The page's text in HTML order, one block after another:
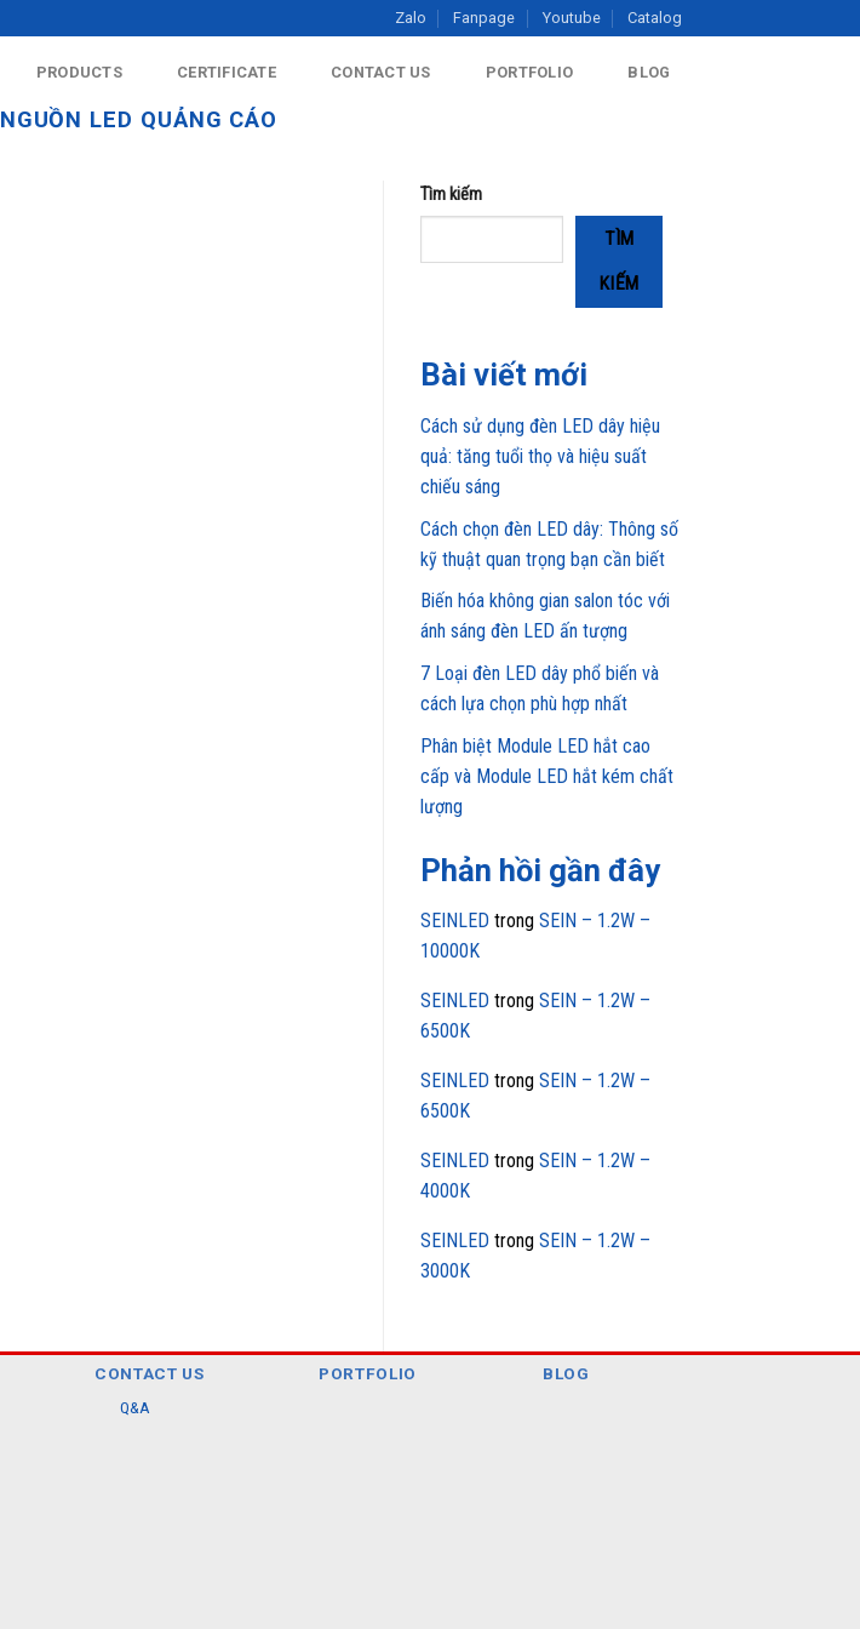
Zalo Fanpage Youtube Catalog
PRODUCTS CERTIFICATE CONTACT US PORTFOLIO BLOG
NGUỒN LED QUẢNG CÁO
Tìm kiếm
TÌM
KIẾM
Bài viết mới
Cách sử dụng đèn LED dây hiệu
quả: tăng tuổi thọ và hiệu suất
chiếu sáng
Cách chọn đèn LED dây: Thông số
kỹ thuật quan trọng bạn cần biết
Biến hóa không gian salon tóc với
ánh sáng đèn LED ấn tượng
7 Loại đèn LED dây phổ biến và
cách lựa chọn phù hợp nhất
Phân biệt Module LED hắt cao
cấp và Module LED hắt kém chất
lượng
Phản hồi gần đây
SEINLED trong SEIN – 1.2W –
10000K
SEINLED trong SEIN – 1.2W –
6500K
SEINLED trong SEIN – 1.2W –
6500K
SEINLED trong SEIN – 1.2W –
4000K
SEINLED trong SEIN – 1.2W –
3000K
CONTACT US
Q&A
PORTFOLIO BLOG